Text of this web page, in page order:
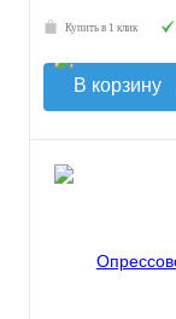
Купить в 1 клик